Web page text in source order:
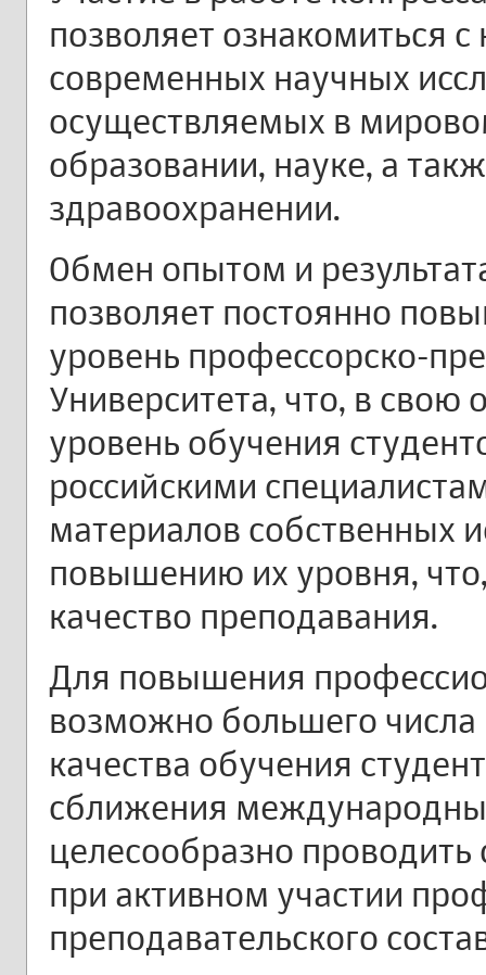
позволяет ознакомиться
современных научных
осуществляемых в
образовании, науке, а
здравоохранении.
Обмен опытом и
позволяет постоянно
уровень профессорско-
Университета, что, в свою
уровень обучения
российскими
материалов собственных
повышению их уровня,
качество преподавания.
Для повышения
возможно большего числа
качества обучения
сближения
целесообразно
при активном участии
преподавательского